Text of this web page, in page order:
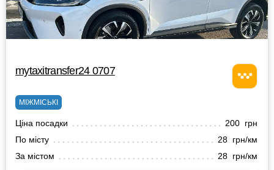
mytaxitransfer24 0707
МІЖМІСЬКІ
Ціна посадки
200 грн
По місту
28 грн/км
За містом
28 грн/км